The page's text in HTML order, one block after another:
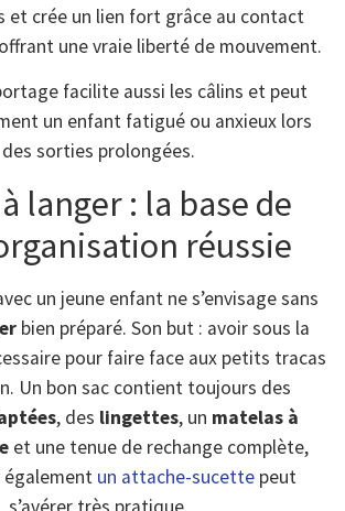
et crée un lien fort grâce au contact
une vraie liberté de mouvement.
facilite aussi les câlins et peut
un enfant fatigué ou anxieux lors
des sorties prolongées.
langer : la base de
réussie
un jeune enfant ne s’envisage sans
bien préparé. Son but : avoir sous la
pour faire face aux petits tracas
Un bon sac contient toujours des
, des lingettes, un matelas à
et une tenue de rechange complète,
également un attache-sucette peut